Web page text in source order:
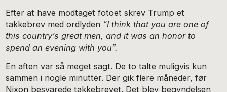
Efter at have modtaget fotoet skrev Trump et
takkebrev med ordlyden “I think that you are one of
this country’s great men, and it was an honor to
spend an evening with you”.
En aften var så meget sagt. De to talte muligvis kun
sammen i nogle minutter. Der gik flere måneder, før
Nixon besvarede takkebrevet. Det blev begyndelsen